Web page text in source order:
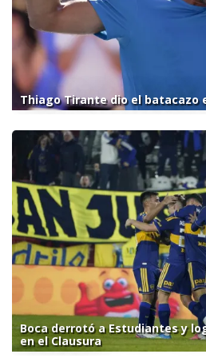
Thiago Tirante dio el batacazo
Boca derrotó a Estudiantes y
en el Clausura